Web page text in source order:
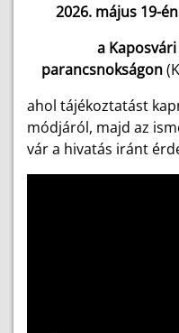
2026. május 19-
a
parancsnokságon
ahol tájékoztatást
módjáról, majd az
vár a hivatás iránt